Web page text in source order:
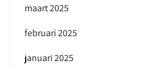
maart 2025
februari 2025
januari 2025